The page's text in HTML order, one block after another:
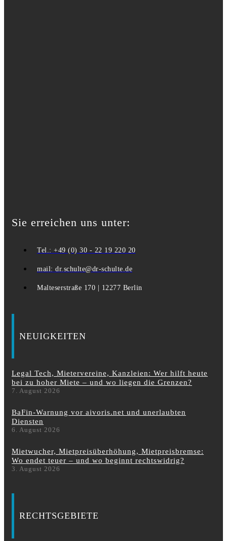
Sie erreichen uns unter:
Tel.: +49 (0) 30 - 22 19 220 20
mail: dr.schulte@dr-schulte.de
Malteserstraße 170 | 12277 Berlin
NEUIGKEITEN
Legal Tech, Mietervereine, Kanzleien: Wer hilft heute
bei zu hoher Miete – und wo liegen die Grenzen?
7. August 2026
BaFin-Warnung vor aivoris.net und unerlaubten
Diensten
6. August 2026
Mietwucher, Mietpreisüberhöhung, Mietpreisbremse:
Wo endet teuer – und wo beginnt rechtswidrig?
3. August 2026
RECHTSGEBIETE